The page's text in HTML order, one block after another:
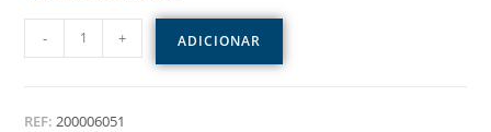
- + ADICIONAR
REF:200006051